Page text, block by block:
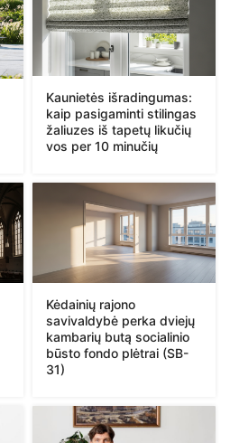
Kaunietės išradingumas:
kaip pasigaminti stilingas
žaliuzes iš tapetų likučių
vos per 10 minučių
Kėdainių rajono
savivaldybė perka dviejų
kambarių butą socialinio
būsto fondo plėtrai (SB-
31)